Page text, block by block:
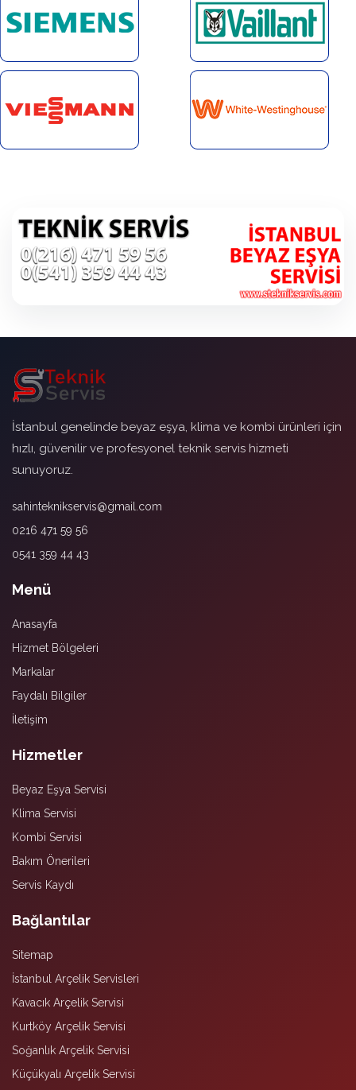
İstanbul genelinde beyaz eşya, klima ve kombi ürünleri için
hızlı, güvenilir ve profesyonel teknik servis hizmeti
sunuyoruz.
sahinteknikservis@gmail.com
0216 471 59 56
0541 359 44 43
Menü
Anasayfa
Hizmet Bölgeleri
Markalar
Faydalı Bilgiler
İletişim
Hizmetler
Beyaz Eşya Servisi
Klima Servisi
Kombi Servisi
Bakım Önerileri
Servis Kaydı
Bağlantılar
Sitemap
İstanbul Arçelik Servisleri
Kavacık Arçelik Servisi
Kurtköy Arçelik Servisi
Soğanlık Arçelik Servisi
Küçükyalı Arçelik Servisi